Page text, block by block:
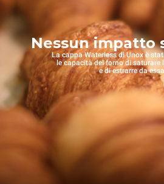
Nessun impatto
La cappa Waterless di Unox è
le capacità del forno di saturare
e di estrarre da